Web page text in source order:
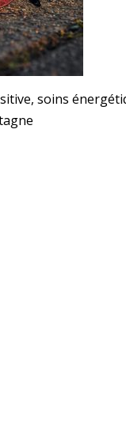
soins